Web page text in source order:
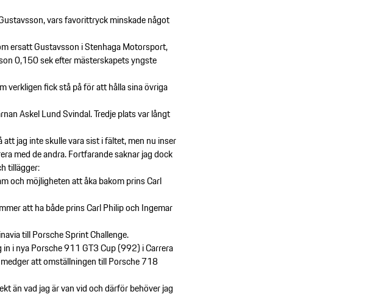
vars favorittryck minskade något
ersatt Gustavsson i Stenhaga Motorsport,
0,150 sek efter mästerskapets yngste
verkligen fick stå på för att hålla sina övriga
Askel Lund Svindal. Tredje plats var långt
jag inte skulle vara sist i fältet, men nu inser
med de andra. Fortfarande saknar jag dock
tillägger:
och möjligheten att åka bakom prins Carl
att ha både prins Carl Philip och Ingemar
till Porsche Sprint Challenge.
i nya Porsche 911 GT3 Cup (992) i Carrera
att omställningen till Porsche 718
än vad jag är van vid och därför behöver jag